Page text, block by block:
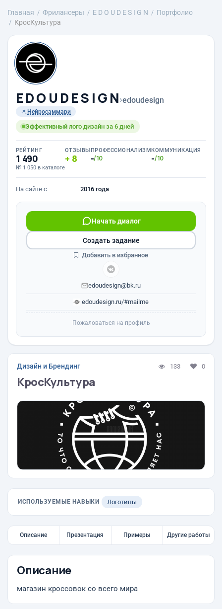
Главная Фрилансеры E D O U D E S I G N
Портфолио
КросКультура
E D O U D E S I G N›edoudesign
Нейросаммари
Эффективный лого дизайн за 6 дней
РЕЙТИНГ
1 490
№ 1 050 в каталоге
ОТЗЫВЫ
8
ПРОФЕССИОНАЛИЗМ
-/10
КОММУНИКАЦИЯ
-/10
На сайте с 2016 года
Начать диалог
edoudesign@bk.ru
edoudesign.ru/#mailme
Создать задание
Добавить в избранное
Пожаловаться на профиль
Дизайн и Брендинг 133 0
КросКультура
ИСПОЛЬЗУЕМЫЕ НАВЫКИ Логотипы
Описание Презентация Примеры Другие работы
Описание
магазин кроссовок со всего мира